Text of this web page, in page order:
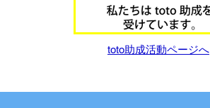
toto助成活動ページへ